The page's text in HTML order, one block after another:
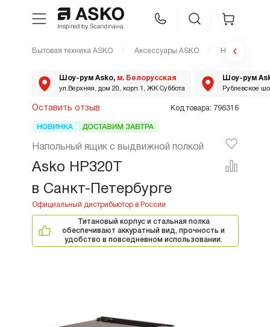
Техника для кухни
Asko Professional
Аксессуары
Шоу-рум
Бытовая техника ASKO Аксессуары ASKO Напольный
Шоу-рум Asko, м. Белорусская
ул.Верхняя, дом 20, корп.1, ЖК Суббота
Шоу-рум
Рублевское
Оставить отзыв Код товара: 796316
Напольный ящик с выдвижной полкой
Asko HP320T
в Санкт-Петербурге
Титановый корпус и стальная полка
обеспечивают аккуратный вид, прочность и
удобство в повседневном использовании.